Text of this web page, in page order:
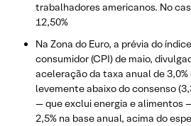
trabalhadores americanos. No
12,50%
Na Zona do Euro, a prévia do
consumidor (CPI) de maio,
aceleração da taxa anual de 3,0%
levemente abaixo do consenso
— que exclui energia e alimentos
2,5% na base anual, acima do